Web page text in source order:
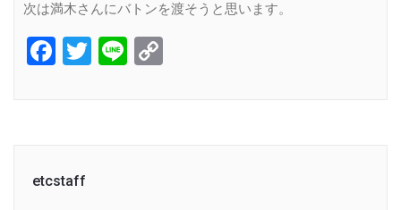
次は満木さんにバトンを渡そうと思います。
Facebook
Twitter
Line
etcstaff